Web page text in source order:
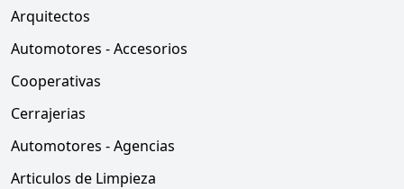
Arquitectos
Automotores - Accesorios
Cooperativas
Cerrajerias
Automotores - Agencias
Articulos de Limpieza